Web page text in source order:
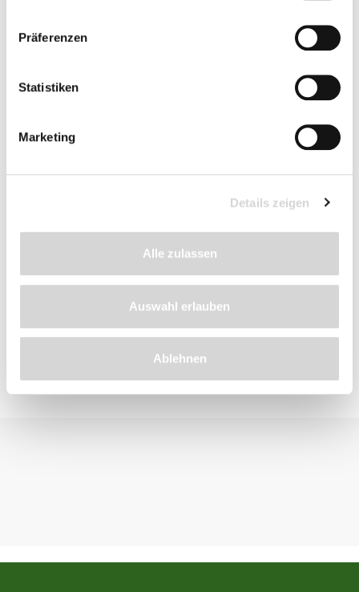
Präferenzen
Statistiken
Marketing
Details zeigen
Alle zulassen
Auswahl erlauben
Ablehnen
Preise inkl. MwSt.